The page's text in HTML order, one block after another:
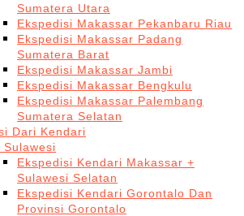
Sumatera Utara
Ekspedisi Makassar Pekanbaru Riau
Ekspedisi Makassar Padang
Sumatera Barat
Ekspedisi Makassar Jambi
Ekspedisi Makassar Bengkulu
Ekspedisi Makassar Palembang
Sumatera Selatan
Dari Kendari
Sulawesi
Ekspedisi Kendari Makassar +
Sulawesi Selatan
Ekspedisi Kendari Gorontalo Dan
Provinsi Gorontalo